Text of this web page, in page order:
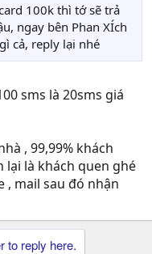
100k thì tớ sẽ trả
ngay bên Phan XÍch
cả, reply lại nhé
sms là 20sms giá
, 99,99% khách
lại là khách quen ghé
, mail sau đó nhận
to reply here.